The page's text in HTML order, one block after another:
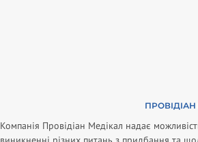
Компанія Провідіан Медікал надає